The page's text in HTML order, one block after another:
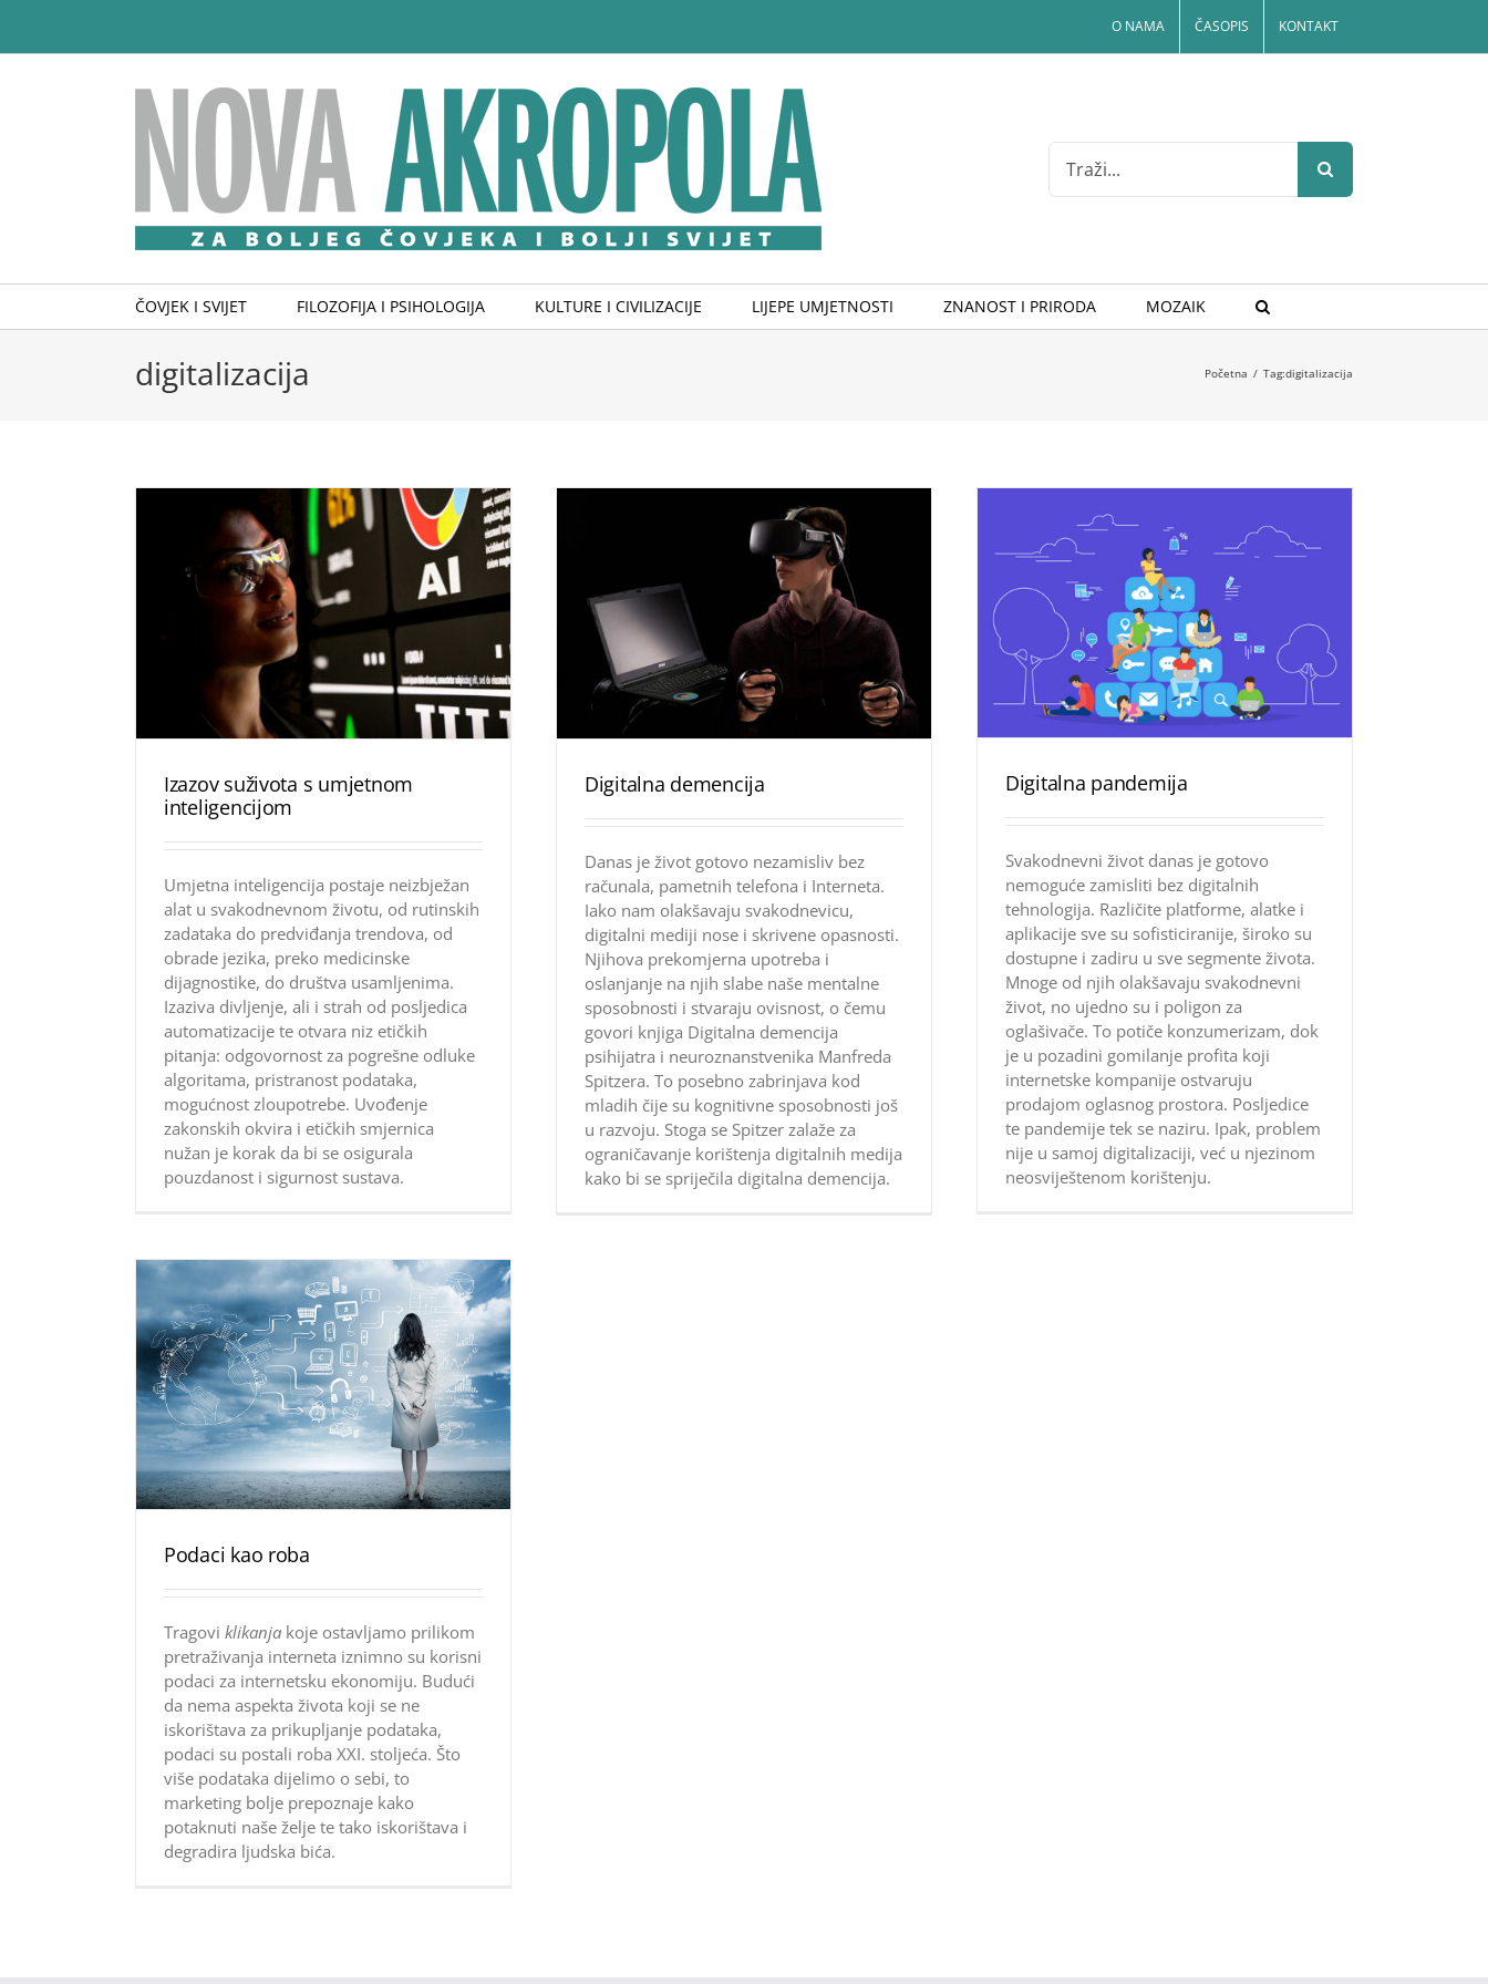
content
O NAMA ČASOPIS KONTAKT
Search
for:
ČOVJEK I SVIJET FILOZOFIJA I PSIHOLOGIJA KULTURE I CIVILIZACIJE LIJEPE UMJETNOSTI ZNANOST I PRIRODA MOZAIK
digitalizacija Početna / Tag:digitalizacija
Izazov suživota s umjetnom
inteligencijom
Umjetna inteligencija postaje neizbježan
alat u svakodnevnom životu, od rutinskih
zadataka do predviđanja trendova, od
obrade jezika, preko medicinske
dijagnostike, do društva usamljenima.
Izaziva divljenje, ali i strah od posljedica
automatizacije te otvara niz etičkih
pitanja: odgovornost za pogrešne odluke
algoritama, pristranost podataka,
mogućnost zloupotrebe. Uvođenje
zakonskih okvira i etičkih smjernica
nužan je korak da bi se osigurala
pouzdanost i sigurnost sustava.
Digitalna demencija
Danas je život gotovo nezamisliv bez
računala, pametnih telefona i Interneta.
Iako nam olakšavaju svakodnevicu,
digitalni mediji nose i skrivene opasnosti.
Njihova prekomjerna upotreba i
oslanjanje na njih slabe naše mentalne
sposobnosti i stvaraju ovisnost, o čemu
govori knjiga Digitalna demencija
psihijatra i neuroznanstvenika Manfreda
Spitzera. To posebno zabrinjava kod
mladih čije su kognitivne sposobnosti još
u razvoju. Stoga se Spitzer zalaže za
ograničavanje korištenja digitalnih medija
kako bi se spriječila digitalna demencija.
Digitalna pandemija
Svakodnevni život danas je gotovo
nemoguće zamisliti bez digitalnih
tehnologija. Različite platforme, alatke i
aplikacije sve su sofisticiranije, široko su
dostupne i zadiru u sve segmente života.
Mnoge od njih olakšavaju svakodnevni
život, no ujedno su i poligon za
oglašivače. To potiče konzumerizam, dok
je u pozadini gomilanje profita koji
internetske kompanije ostvaruju
prodajom oglasnog prostora. Posljedice
te pandemije tek se naziru. Ipak, problem
nije u samoj digitalizaciji, već u njezinom
neosviještenom korištenju.
Podaci kao roba
Tragovi klikanja koje ostavljamo prilikom
pretraživanja interneta iznimno su korisni
podaci za internetsku ekonomiju. Budući
da nema aspekta života koji se ne
iskorištava za prikupljanje podataka,
podaci su postali roba XXI. stoljeća. Što
više podataka dijelimo o sebi, to
marketing bolje prepoznaje kako
potaknuti naše želje te tako iskorištava i
degradira ljudska bića.